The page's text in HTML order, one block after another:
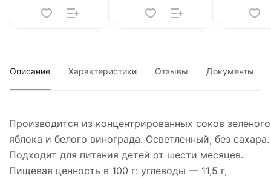
Описание Характеристики Отзывы Документы
Производится из концентрированных соков зеленого
яблока и белого винограда. Осветленный, без сахара.
Подходит для питания детей от шести месяцев.
Пищевая ценность в 100 г: углеводы — 11,5 г,